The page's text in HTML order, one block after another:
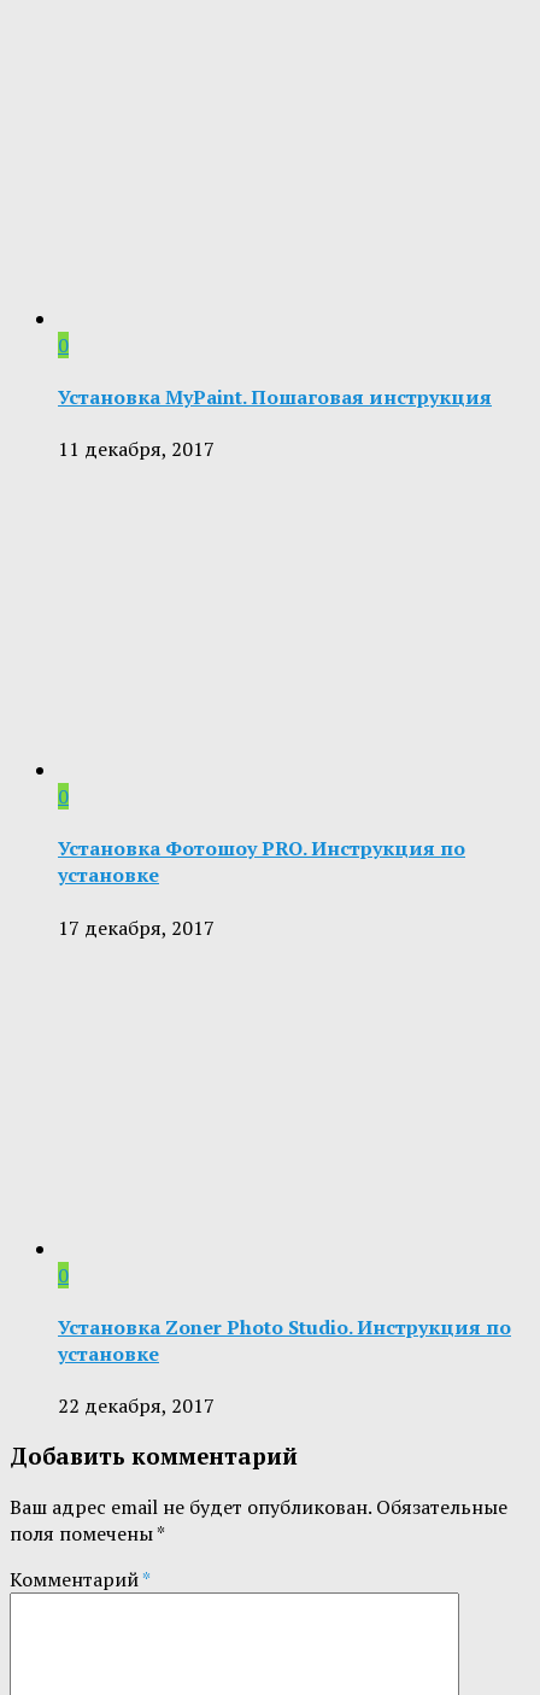
0
Установка MyPaint. Пошаговая инструкция
11 декабря, 2017
0
Установка Фотошоу PRO. Инструкция по
установке
17 декабря, 2017
0
Установка Zoner Photo Studio. Инструкция по
установке
22 декабря, 2017
Добавить комментарий
Ваш адрес email не будет опубликован. Обязательные
поля помечены*
Комментарий*